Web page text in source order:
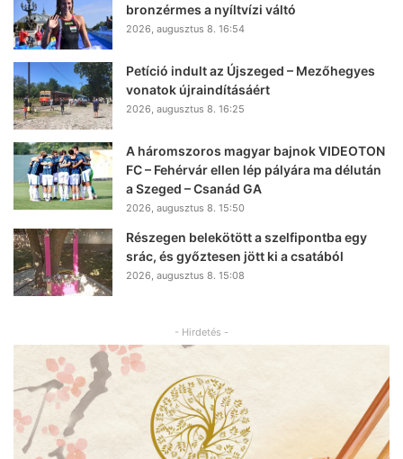
bronzérmes a nyíltvízi váltó
2026, augusztus 8. 16:54
Petíció indult az Újszeged – Mezőhegyes
vonatok újraindításáért
2026, augusztus 8. 16:25
A háromszoros magyar bajnok VIDEOTON
FC – Fehérvár ellen lép pályára ma délután
a Szeged – Csanád GA
2026, augusztus 8. 15:50
Részegen belekötött a szelfipontba egy
srác, és győztesen jött ki a csatából
2026, augusztus 8. 15:08
- Hirdetés -